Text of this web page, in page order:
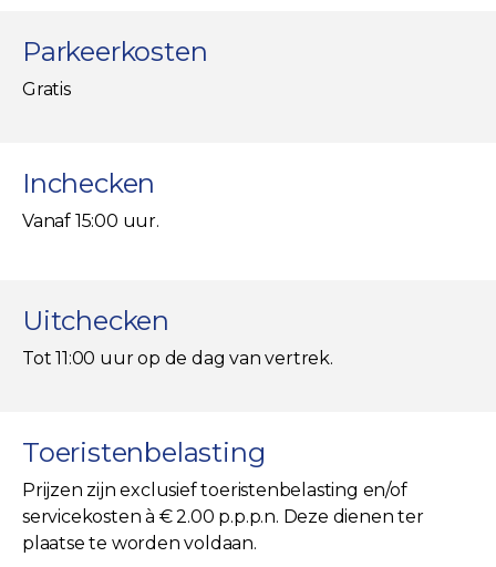
Parkeerkosten
Gratis
Inchecken
Vanaf 15:00 uur.
Uitchecken
Tot 11:00 uur op de dag van vertrek.
Toeristenbelasting
Prijzen zijn exclusief toeristenbelasting en/of
servicekosten à € 2.00 p.p.p.n. Deze dienen ter
plaatse te worden voldaan.